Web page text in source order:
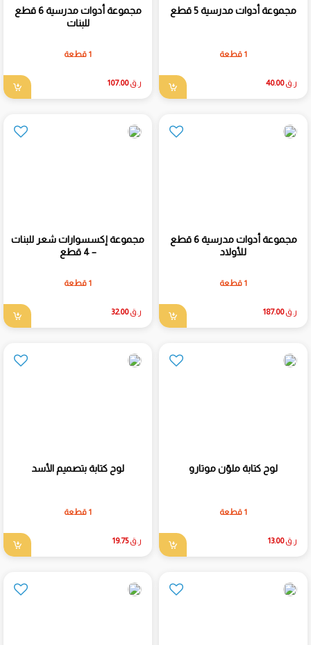
مجموعة أدوات مدرسية 5 قطع
1 قطعة
ر.ق40.00
مجموعة أدوات مدرسية 6 قطع
للبنات
1 قطعة
ر.ق107.00
مجموعة أدوات مدرسية 6 قطع
للأولاد
1 قطعة
ر.ق187.00
مجموعة إكسسوارات شعر للبنات
– 4 قطع
1 قطعة
ر.ق32.00
لوح كتابة ملوّن موتارو
1 قطعة
ر.ق13.00
لوح كتابة بتصميم الأسد
1 قطعة
ر.ق19.75